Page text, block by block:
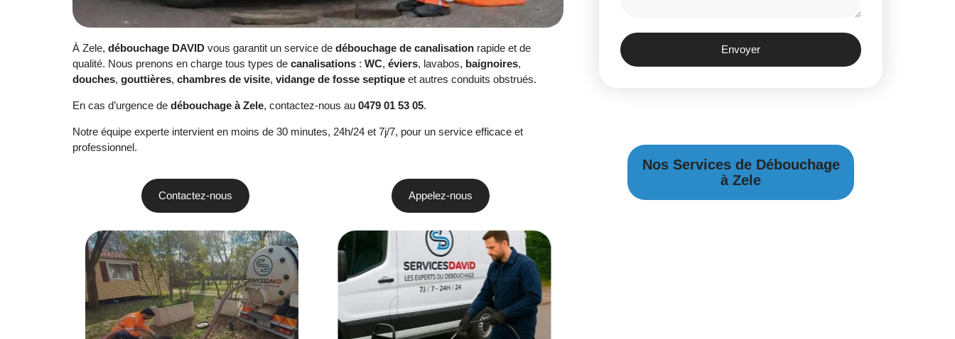
À Zele, débouchage DAVID vous garantit un service de débouchage de canalisation rapide et de
qualité. Nous prenons en charge tous types de canalisations : WC, éviers, lavabos, baignoires,
douches, gouttières, chambres de visite, vidange de fosse septique et autres conduits obstrués.
En cas d’urgence de débouchage à Zele, contactez-nous au 0479 01 53 05.
Notre équipe experte intervient en moins de 30 minutes, 24h/24 et 7j/7, pour un service efficace et
professionnel.
Contactez-nous Appelez-nous
Envoyer
Nos Services de Débouchage
à Zele